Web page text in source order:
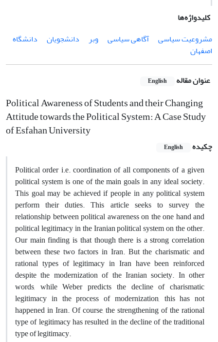
کلیدواژه‌ها
مشروعیت سیاسی
آگاهی سیاسی وبر دانشجویان
دانشگاه
اصفهان
عنوان مقاله English
Political Awareness of Students and their Changing
Attitude towards the Political System: A Case Study
of Esfahan University
چکیده English
Political order i.e. coordination of all components of a given
political system is one of the main goals in any ideal society.
This goal may be achieved if people in any political system
perform their duties. This article seeks to survey the
relationship between political awareness on the one hand and
political legitimacy in the Iranian political system on the other.
Our main finding is that though there is a strong correlation
between these two factors in Iran. But the charismatic and
rational types of legitimacy in Iran have been reinforced
despite the modernization of the Iranian society. In other
words, while Weber predicts the decline of charismatic
legitimacy in the process of modernization, this has not
happened in Iran. Of course, the strengthening of the rational
type of legitimacy has resulted in the decline of the traditional
type of legitimacy.